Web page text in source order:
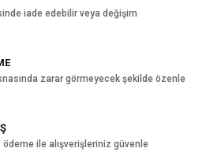
iade edebilir veya değişim
zarar görmeyecek şekilde özenle
ödeme ile alışverişleriniz güvenle